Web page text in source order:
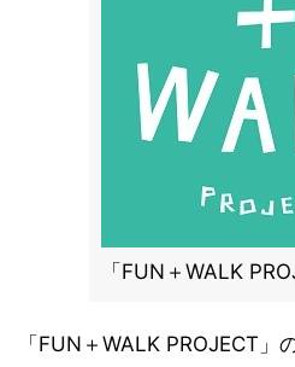
「FUN＋WALK
「FUN＋WALK PROJECT」